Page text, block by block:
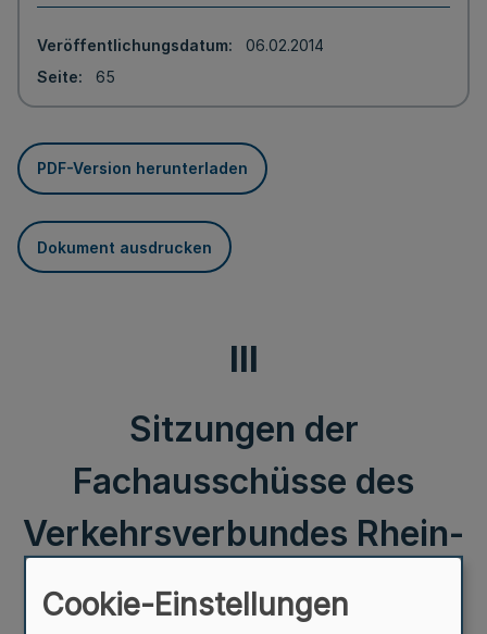
Veröffentlichungsdatum
06.02.2014
Seite
65
PDF-Version herunterladen
Dokument ausdrucken
III
Sitzungen der
Fachausschüsse des
Verkehrsverbundes Rhein-
Ruhr
Cookie-Einstellungen